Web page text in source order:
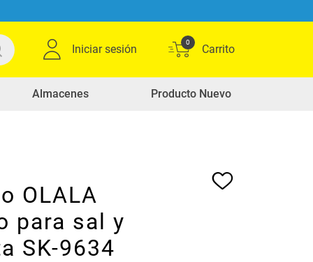
Iniciar sesión
0
Almacenes Producto Nuevo
OLALA
para sal y
SK-9634